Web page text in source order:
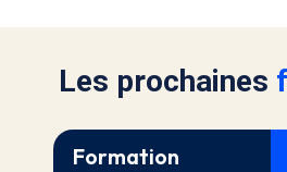
Les prochaines
Formation